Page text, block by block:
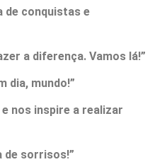
de conquistas e
a diferença. Vamos lá!”
dia, mundo!”
nos inspire a realizar
de sorrisos!”